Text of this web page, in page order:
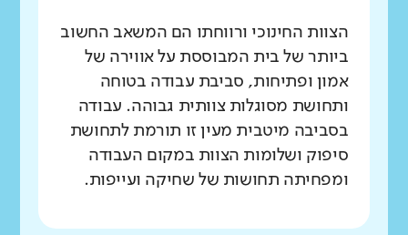
הצוות החינוכי ורווחתו הם המשאב החשוב
ביותר של בית המבוססת על אווירה של
אמון ופתיחות, סביבת עבודה בטוחה
ותחושת מסוגלות צוותית גבוהה. עבודה
בסביבה מיטבית מעין זו תורמת לתחושת
סיפוק ושלומות הצוות במקום העבודה
ומפחיתה תחושות של שחיקה ועייפות.